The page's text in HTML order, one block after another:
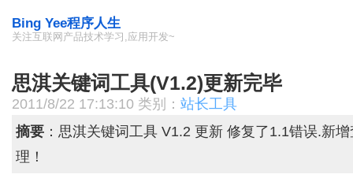
Bing Yee程序人生
关注互联网产品技术学习,应用开发~
思淇关键词工具(V1.2)更新完毕
2011/8/22 17:13:10 类别： 站长工具
摘要 ：思淇关键词工具 V1.2 更新 修复了1.1错误.新
理！